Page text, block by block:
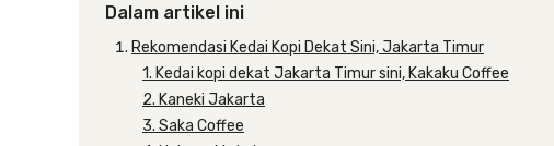
Dalam artikel ini
Rekomendasi Kedai Kopi Dekat Sini, Jakarta Timur
1. Kedai kopi dekat Jakarta Timur sini, Kakaku Coffee
2. Kaneki Jakarta
3. Saka Coffee